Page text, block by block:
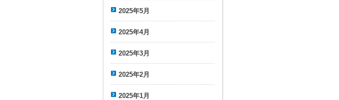
2025年5月
2025年4月
2025年3月
2025年2月
2025年1月